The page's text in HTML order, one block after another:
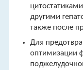
другими
также после
Для
оптимизации